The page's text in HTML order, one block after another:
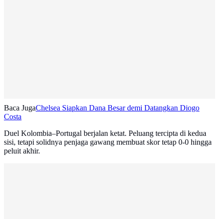
Baca JugaChelsea Siapkan Dana Besar demi Datangkan Diogo
Costa
Duel Kolombia–Portugal berjalan ketat. Peluang tercipta di kedua
sisi, tetapi solidnya penjaga gawang membuat skor tetap 0-0 hingga
peluit akhir.